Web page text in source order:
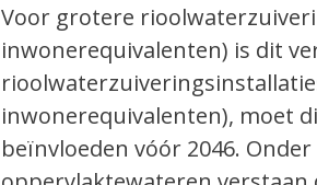
Voor grotere
inwonerequivalenten) is dit
inwonerequivalenten), moet
beïnvloeden vóór 2046.